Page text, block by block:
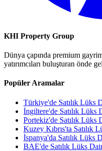
KHI Property Group
Dünya çapında premium
yatırımcıları buluşturan önde
Popüler Aramalar
Türkiye'de Satılık Lüks
İngiltere'de Satılık Lüks
Portekiz'de Satılık Lüks
Kuzey Kıbrıs'ta Satılık
İspanya'da Satılık Lüks
BAE'de Satılık Lüks